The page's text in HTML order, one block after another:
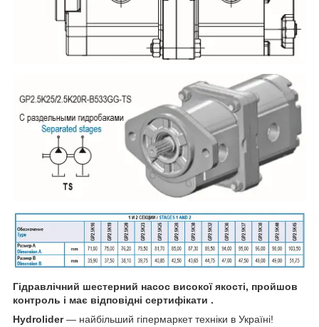
Гідравлічний шестерний насос високої якості, пройшов
контроль і має відповідні сертифікати .
Hydrolider— найбільший гіпермаркет техніки в Україні!